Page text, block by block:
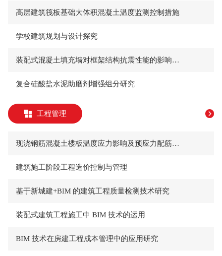
高层建筑筏板基础大体积混凝土温度监测控制措施
学校建筑规划与设计探究
装配式混凝土填充墙对框架结构抗震性能的影响研究
复合硅酸盐水泥助磨剂增强组分研究
工程管理
现浇钢筋混凝土楼板温度应力影响及预应力配筋防控策略
建筑施工阶段工程造价控制与管理
基于新城建+BIM 的建筑工程质量检测技术研究
装配式建筑工程施工中 BIM 技术的运用
BIM 技术在房建工程成本管理中的应用研究